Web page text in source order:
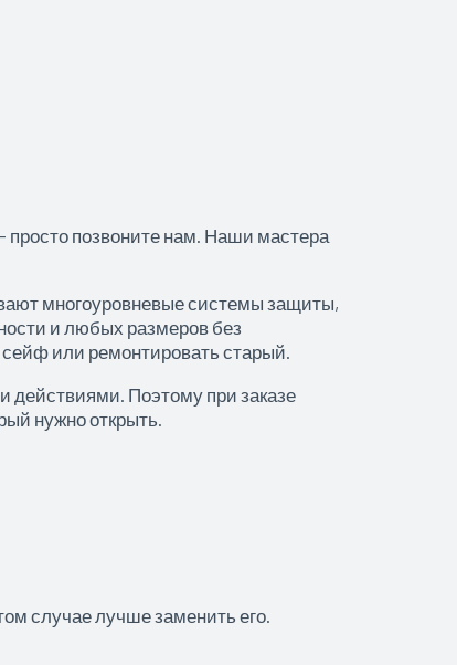
просто позвоните нам. Наши мастера
многоуровневые системы защиты,
и любых размеров без
или ремонтировать старый.
действиями. Поэтому при заказе
нужно открыть.
случае лучше заменить его.